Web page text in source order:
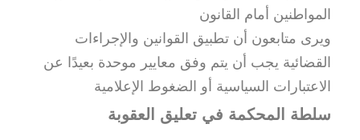
المواطنين أمام القانون
ويرى متابعون أن تطبيق القوانين والإجراءات
القضائية يجب أن يتم وفق معايير موحدة بعيدًا عن
الاعتبارات السياسية أو الضغوط الإعلامية
سلطة المحكمة في تعليق العقوبة